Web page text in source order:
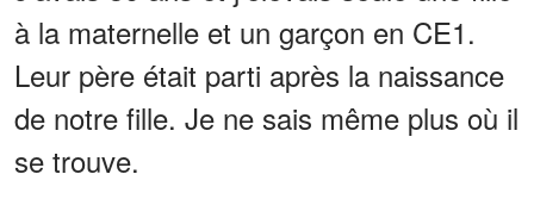
à la maternelle et un garçon en CE1.
Leur père était parti après la naissance
de notre fille. Je ne sais même plus où il
se trouve.